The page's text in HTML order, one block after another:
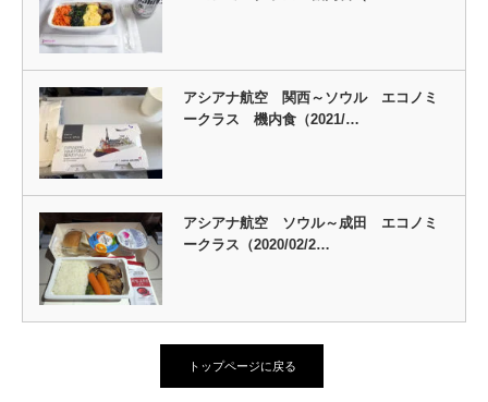
アシアナ航空 関西～ソウル エコノミ
ークラス 機内食（2021/…
アシアナ航空 ソウル～成田 エコノミ
ークラス（2020/02/2…
トップページに戻る